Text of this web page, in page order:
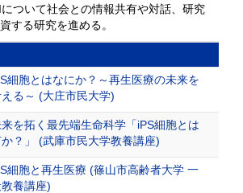
ついて社会との情報共有や対話、研究
する研究を進める。
細胞とはなにか？～再生医療の未来を
る～ (大庄市民大学)
を拓く最先端生命科学「iPS細胞とは
？」 (武庫市民大学教養講座)
細胞と再生医療 (篠山市高齢者大学 一
養講座)